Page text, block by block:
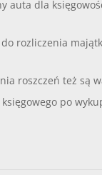
auta dla
rozliczenia
roszczeń też są
po